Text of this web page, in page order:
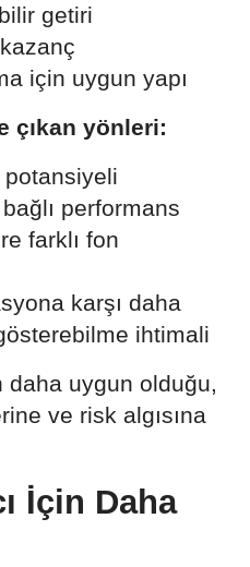
getiri
için uygun yapı
çıkan yönleri:
performans
farklı fon
karşı daha
ihtimali
daha uygun olduğu,
ve risk algısına
İçin Daha